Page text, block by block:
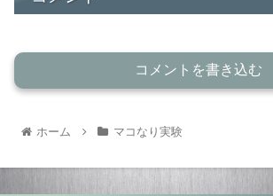
コメントを書き込む
ホーム マコなり実験